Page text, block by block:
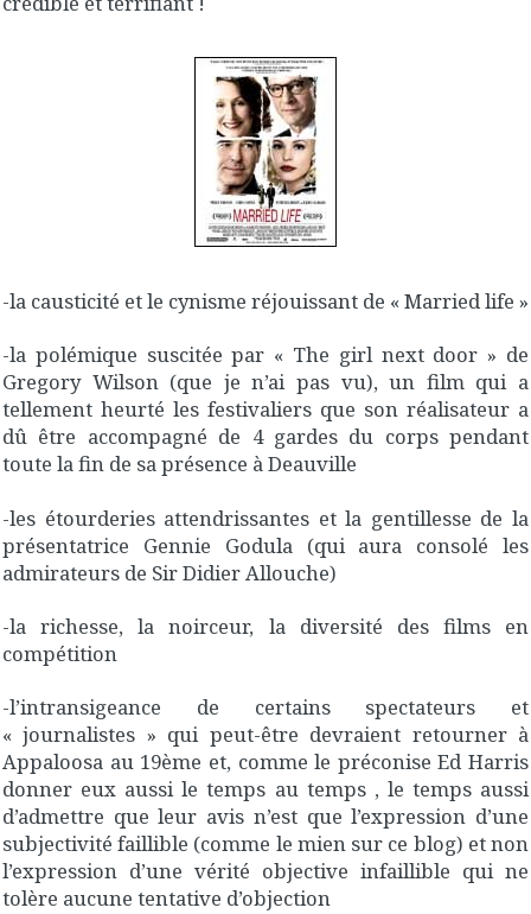
-la causticité et le cynisme réjouissant de « Married life »
-la polémique suscitée par « The girl next door » de
Gregory Wilson (que je n’ai pas vu), un film qui a
tellement heurté les festivaliers que son réalisateur a
dû être accompagné de 4 gardes du corps pendant
toute la fin de sa présence à Deauville
-les étourderies attendrissantes et la gentillesse de la
présentatrice Gennie Godula (qui aura consolé les
admirateurs de Sir Didier Allouche)
-la richesse, la noirceur, la diversité des films en
compétition
-l’intransigeance de certains spectateurs et
« journalistes » qui peut-être devraient retourner à
Appaloosa au 19ème et, comme le préconise Ed Harris
donner eux aussi le temps au temps , le temps aussi
d’admettre que leur avis n’est que l’expression d’une
subjectivité faillible (comme le mien sur ce blog) et non
l’expression d’une vérité objective infaillible qui ne
tolère aucune tentative d’objection